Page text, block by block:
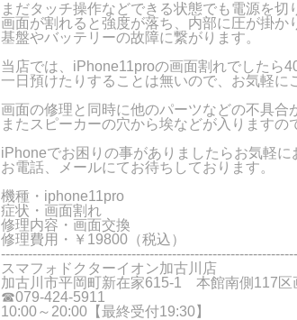
まだタッチ操作などできる状態でも電源を切
画面が割れると強度が落ち、内部に圧が掛か
基盤やバッテリーの故障に繋がります。
当店では、iPhone11proの画面割れでしたら
一日預けたりすることは無いので、お気軽に
画面の修理と同時に他のパーツなどの不具合
またスピーカーの穴から埃などが入りますの
iPhoneでお困りの事がありましたらお気軽に
お電話、メールにてお待ちしております。
機種・iphone11pro
症状・画面割れ
修理内容・画面交換
修理費用・￥19800（税込）
スマフォドクターイオン加古川店
加古川市平岡町新在家615-1 本館南側117区
☎079-424‐5911
10:00～20:00【最終受付19:30】